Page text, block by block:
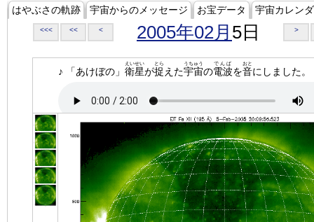
はやぶさの軌跡 宇宙からのメッセージ お宝データ 宇宙カレン
<<< << < 2005年02月 5日 >
♪ 「あけぼの」 衛星
えいせい
が捉
とら
えた宇宙
うちゅう
の電波
でんぱ
を音
おと
にしました。